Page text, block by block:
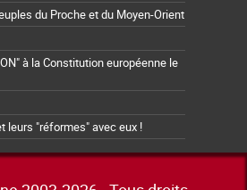
du Proche et du Moyen-Orient
à la Constitution européenne le
leurs "réformes" avec eux !